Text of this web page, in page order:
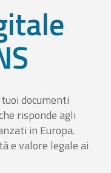
documenti
risponde agli
in Europa.
e valore legale ai